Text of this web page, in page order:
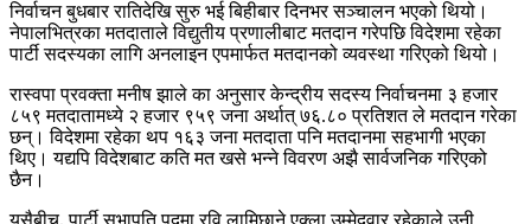
निर्वाचन बुधबार रातिदेखि सुरु भई बिहीबार दिनभर सञ्चालन भएको थियो।
नेपालभित्रका मतदाताले विद्युतीय प्रणालीबाट मतदान गरेपछि विदेशमा रहेका
पार्टी सदस्यका लागि अनलाइन एपमार्फत मतदानको व्यवस्था गरिएको थियो।
रास्वपा प्रवक्ता मनीष झाले का अनुसार केन्द्रीय सदस्य निर्वाचनमा ३ हजार
८५९ मतदातामध्ये २ हजार ९५९ जना अर्थात् ७६.८० प्रतिशत ले मतदान गरेका
छन्। विदेशमा रहेका थप १६३ जना मतदाता पनि मतदानमा सहभागी भएका
थिए। यद्यपि विदेशबाट कति मत खसे भन्ने विवरण अझै सार्वजनिक गरिएको
छैन।